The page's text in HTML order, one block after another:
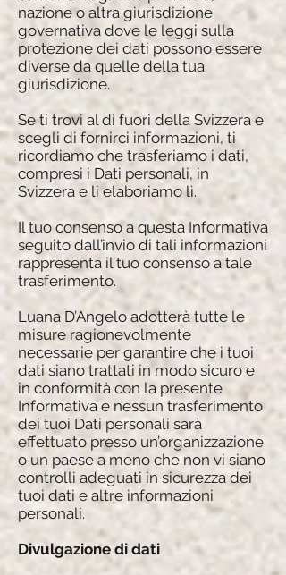
nazione o altra giurisdizione
governativa dove le leggi sulla
protezione dei dati possono essere
diverse da quelle della tua
giurisdizione.
Se ti trovi al di fuori della Svizzera e
scegli di fornirci informazioni, ti
ricordiamo che trasferiamo i dati,
compresi i Dati personali, in
Svizzera e li elaboriamo lì.
Il tuo consenso a questa Informativa
seguito dall’invio di tali informazioni
rappresenta il tuo consenso a tale
trasferimento.
Luana D’Angelo adotterà tutte le
misure ragionevolmente
necessarie per garantire che i tuoi
dati siano trattati in modo sicuro e
in conformità con la presente
Informativa e nessun trasferimento
dei tuoi Dati personali sarà
effettuato presso un’organizzazione
o un paese a meno che non vi siano
controlli adeguati in sicurezza dei
tuoi dati e altre informazioni
personali.
Divulgazione di dati